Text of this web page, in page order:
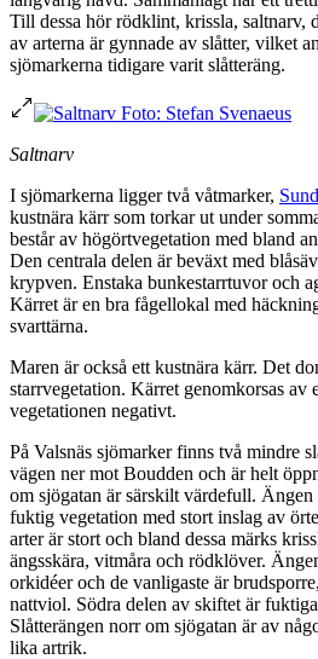
Till dessa hör rödklint, krissla, saltnarv,
av arterna är gynnade av slåtter, vilket
sjömarkerna tidigare varit slåtteräng.
Saltnarv
I sjömarkerna ligger två våtmarker,
kustnära kärr som torkar ut under
består av högörtvegetation med bland
Den centrala delen är beväxt med
krypven. Enstaka bunkestarrtuvor och
Kärret är en bra fågellokal med
svarttärna.
Maren är också ett kustnära kärr. Det
starrvegetation. Kärret genomkorsas av
vegetationen negativt.
På Valsnäs sjömarker finns två mindre
vägen ner mot Boudden och är helt
om sjögatan är särskilt värdefull.
fuktig vegetation med stort inslag av
arter är stort och bland dessa märks
ängsskära, vitmåra och rödklöver.
orkidéer och de vanligaste är
nattviol. Södra delen av skiftet är
Slåtterängen norr om sjögatan är av
lika artrik.